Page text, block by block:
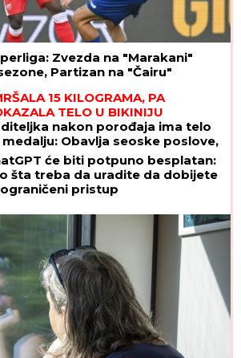
Zvezda na "Marakani"
Partizan na "Čairu"
15 KILOGRAMA, PA
TELO U BIKINIJU
nakon porođaja ima telo
medalju: Obavlja seoske poslove,
se skine muškarcima padnu
će biti potpuno besplatan:
šta treba da uradite da dobijete
pristup